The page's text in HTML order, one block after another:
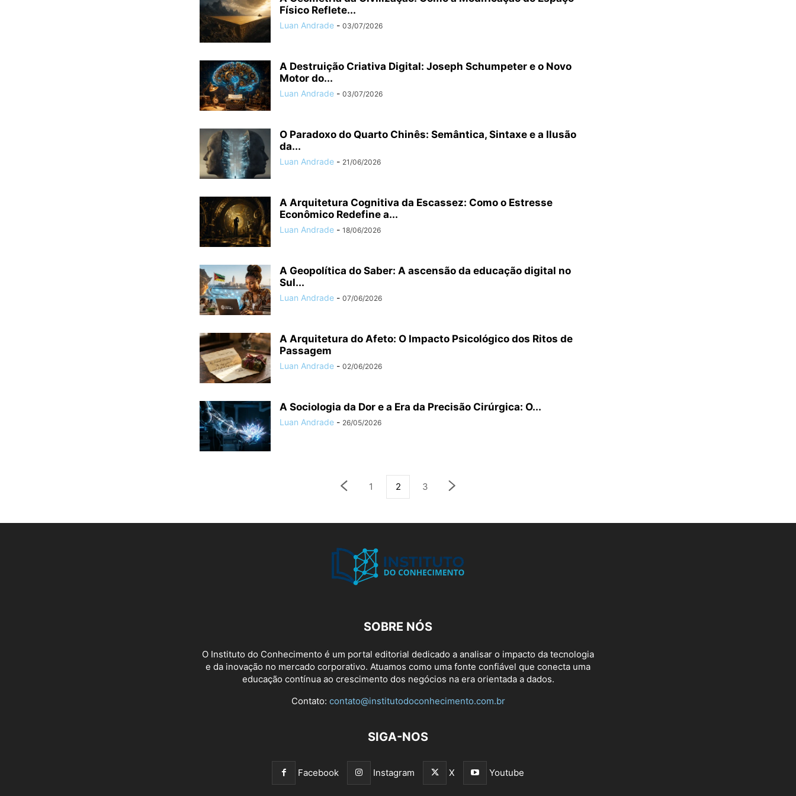
Físico Reflete...
Luan Andrade - 03/07/2026
A Destruição Criativa Digital: Joseph Schumpeter e o Novo
Motor do...
Luan Andrade - 03/07/2026
O Paradoxo do Quarto Chinês: Semântica, Sintaxe e a Ilusão
da...
Luan Andrade - 21/06/2026
A Arquitetura Cognitiva da Escassez: Como o Estresse
Econômico Redefine a...
Luan Andrade - 18/06/2026
A Geopolítica do Saber: A ascensão da educação digital no
Sul...
Luan Andrade - 07/06/2026
A Arquitetura do Afeto: O Impacto Psicológico dos Ritos de
Passagem
Luan Andrade - 02/06/2026
A Sociologia da Dor e a Era da Precisão Cirúrgica: O...
Luan Andrade - 26/05/2026
1 2 3
SOBRE NÓS
O Instituto do Conhecimento é um portal editorial dedicado a analisar o impacto da tecnologia
e da inovação no mercado corporativo. Atuamos como uma fonte confiável que conecta uma
educação contínua ao crescimento dos negócios na era orientada a dados.
Contato: contato@institutodoconhecimento.com.br
SIGA-NOS
Facebook Instagram X Youtube